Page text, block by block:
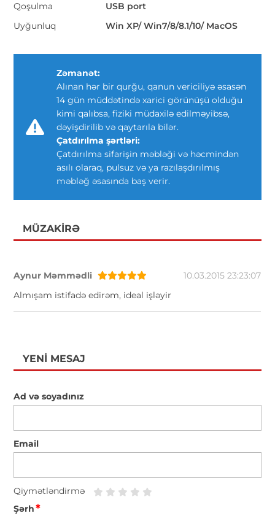
Qoşulma
USB port
Uyğunluq
Win XP/ Win7/8/8.1/10/ MacOS
Zəmanət:
Alınan hər bir qurğu, qanun vericiliyə əsasən
14 gün müddətində xarici görünüşü olduğu
kimi qalıbsa, fiziki müdaxilə edilməyibsə,
dəyişdirilib və qaytarıla bilər.
Çatdırılma şərtləri:
Çatdırılma sifarişin məbləği və həcmindən
asılı olaraq, pulsuz və ya razılaşdırılmış
məbləğ əsasında baş verir.
MÜZAKIRƏ
Aynur Məmmədli
10.03.2015 23:23:07
Almışam istifadə edirəm, ideal işləyir
YENI MESAJ
Ad və soyadınız
Email
Qiymətləndirmə
Şərh*